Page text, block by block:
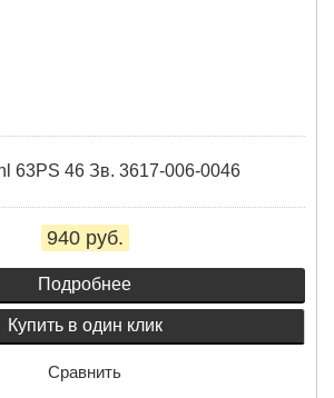
63PS 46 Зв. 3617-006-0046
940 руб.
Подробнее
Купить в один клик
Сравнить